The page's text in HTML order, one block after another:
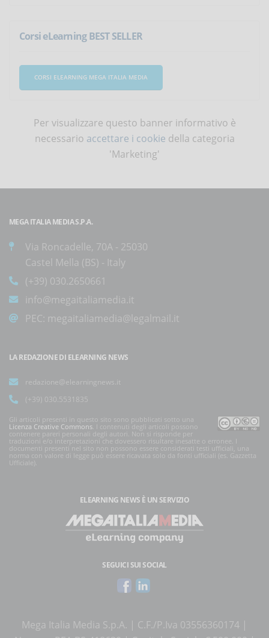
Corsi eLearning BEST SELLER
CORSI ELEARNING MEGA ITALIA MEDIA
Per visualizzare questo banner informativo è
necessario accettare i cookie della categoria
'Marketing'
MEGA ITALIA MEDIA S.P.A.
Via Roncadelle, 70A - 25030
Castel Mella (BS) - Italy
(+39) 030.2650661
info@megaitaliamedia.it
PEC: megaitaliamedia@legalmail.it
LA REDAZIONE DI ELEARNING NEWS
redazione@elearningnews.it
(+39) 030.5531835
Gli articoli presenti in questo sito sono pubblicati sotto una
Licenza Creative Commons. I contenuti degli articoli possono
contenere pareri personali degli autori. Non si risponde per
traduzioni e/o interpretazioni che dovessero risultare inesatte o erronee. I
documenti presenti nel sito non possono essere considerati testi ufficiali, una
norma con valore di legge può essere ricavata solo da fonti ufficiali (es. Gazzetta
Ufficiale).
ELEARNING NEWS È UN SERVIZIO
SEGUICI SUI SOCIAL
Mega Italia Media S.p.A. | C.F./P.Iva 03556360174 |